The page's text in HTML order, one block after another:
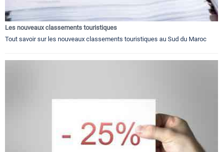
Les nouveaux classements touristiques
Tout savoir sur les nouveaux classements touristiques au Sud du Maroc